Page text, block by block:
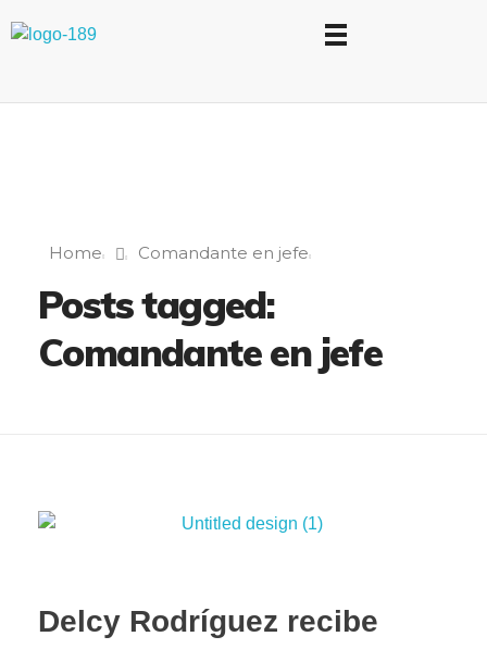
Home Comandante en jefe
Posts tagged:
Comandante en jefe
Delcy Rodríguez recibe